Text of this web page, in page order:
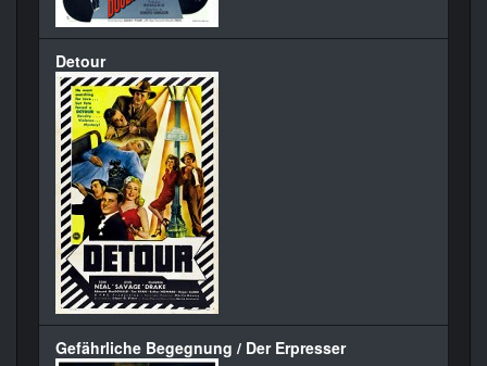
Detour
Gefährliche Begegnung / Der Erpresser